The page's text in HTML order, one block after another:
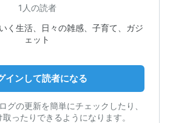
1人の読者
く生活、日々の雑感、子育て、ガジ
ェット
インして読者になる
グの更新を簡単にチェックしたり、
ったりできるようになります。